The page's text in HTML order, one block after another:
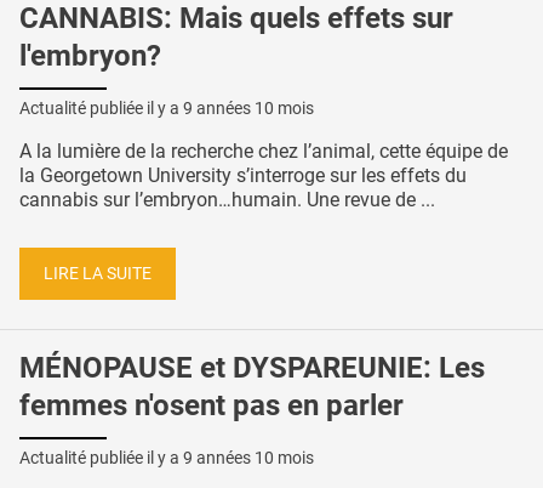
CANNABIS: Mais quels effets sur
l'embryon?
Actualité publiée il y a 9 années 10 mois
A la lumière de la recherche chez l’animal, cette équipe de
la Georgetown University s’interroge sur les effets du
cannabis sur l’embryon…humain. Une revue de ...
LIRE LA SUITE
MÉNOPAUSE et DYSPAREUNIE: Les
femmes n'osent pas en parler
Actualité publiée il y a 9 années 10 mois